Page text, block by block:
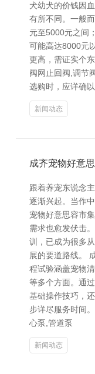
犬幼犬的价钱因
有所不同。一般
元至5000元之间
可能高达8000元
更高，需证实个
阀网止回阀,调节
选购时，应详确
新闻动态
成齐宠物好意
跟着养宠东说念
逐渐兴起。当作
宠物好意思容市
需求也愈发伏击
训，已成为很多
展的要道路线。
程试验涵盖宠物
等多个方面。通
基础操作技巧，
步详尽服务时间
心泵,管道泵
新闻动态